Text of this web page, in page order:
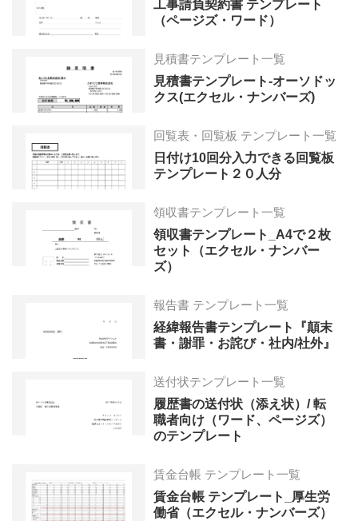
工事請負契約書 テンプレート
（ページズ・ワード）
見積書テンプレート一覧
見積書テンプレート-オーソドッ
クス(エクセル・ナンバーズ)
回覧表・回覧板 テンプレート一覧
日付け10回分入力できる回覧板
テンプレート２０人分
領収書テンプレート一覧
領収書テンプレート_A4で２枚
セット（エクセル・ナンバー
ズ）
報告書 テンプレート一覧
経緯報告書テンプレート『顛末
書・謝罪・お詫び・社内/社外』
送付状テンプレート一覧
履歴書の送付状（添え状）/ 転
職者向け（ワード、ページズ）
のテンプレート
賃金台帳 テンプレート一覧
賃金台帳 テンプレート_厚生労
働省（エクセル・ナンバーズ）